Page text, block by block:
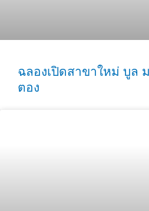
ฉลองเปิดสาขาใหม่ บูล
ตอง